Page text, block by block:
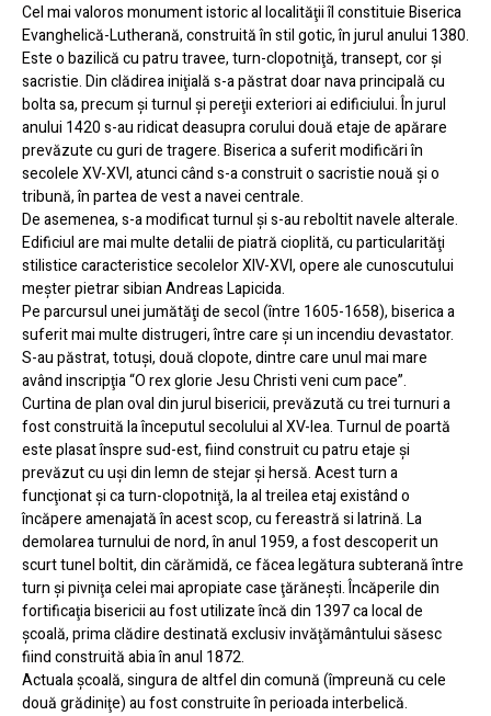
Cel mai valoros monument istoric al localităţii îl constituie Biserica
Evanghelică-Lutherană, construită în stil gotic, în jurul anului 1380.
Este o bazilică cu patru travee, turn-clopotniţă, transept, cor şi
sacristie. Din clădirea iniţială s-a păstrat doar nava principală cu
bolta sa, precum şi turnul şi pereţii exteriori ai edificiului. În jurul
anului 1420 s-au ridicat deasupra corului două etaje de apărare
prevăzute cu guri de tragere. Biserica a suferit modificări în
secolele XV-XVI, atunci când s-a construit o sacristie nouă şi o
tribună, în partea de vest a navei centrale.
De asemenea, s-a modificat turnul şi s-au reboltit navele alterale.
Edificiul are mai multe detalii de piatră cioplită, cu particularităţi
stilistice caracteristice secolelor XIV-XVI, opere ale cunoscutului
meşter pietrar sibian Andreas Lapicida.
Pe parcursul unei jumătăţi de secol (între 1605-1658), biserica a
suferit mai multe distrugeri, între care şi un incendiu devastator.
S-au păstrat, totuşi, două clopote, dintre care unul mai mare
având inscripţia “O rex glorie Jesu Christi veni cum pace”.
Curtina de plan oval din jurul bisericii, prevăzută cu trei turnuri a
fost construită la începutul secolului al XV-lea. Turnul de poartă
este plasat înspre sud-est, fiind construit cu patru etaje şi
prevăzut cu uşi din lemn de stejar şi hersă. Acest turn a
funcţionat şi ca turn-clopotniţă, la al treilea etaj existând o
încăpere amenajată în acest scop, cu fereastră si latrină. La
demolarea turnului de nord, în anul 1959, a fost descoperit un
scurt tunel boltit, din cărămidă, ce făcea legătura subterană între
turn şi pivniţa celei mai apropiate case ţărăneşti. Încăperile din
fortificaţia bisericii au fost utilizate încă din 1397 ca local de
şcoală, prima clădire destinată exclusiv invăţământului săsesc
fiind construită abia în anul 1872.
Actuala şcoală, singura de altfel din comună (împreună cu cele
două grădiniţe) au fost construite în perioada interbelică.